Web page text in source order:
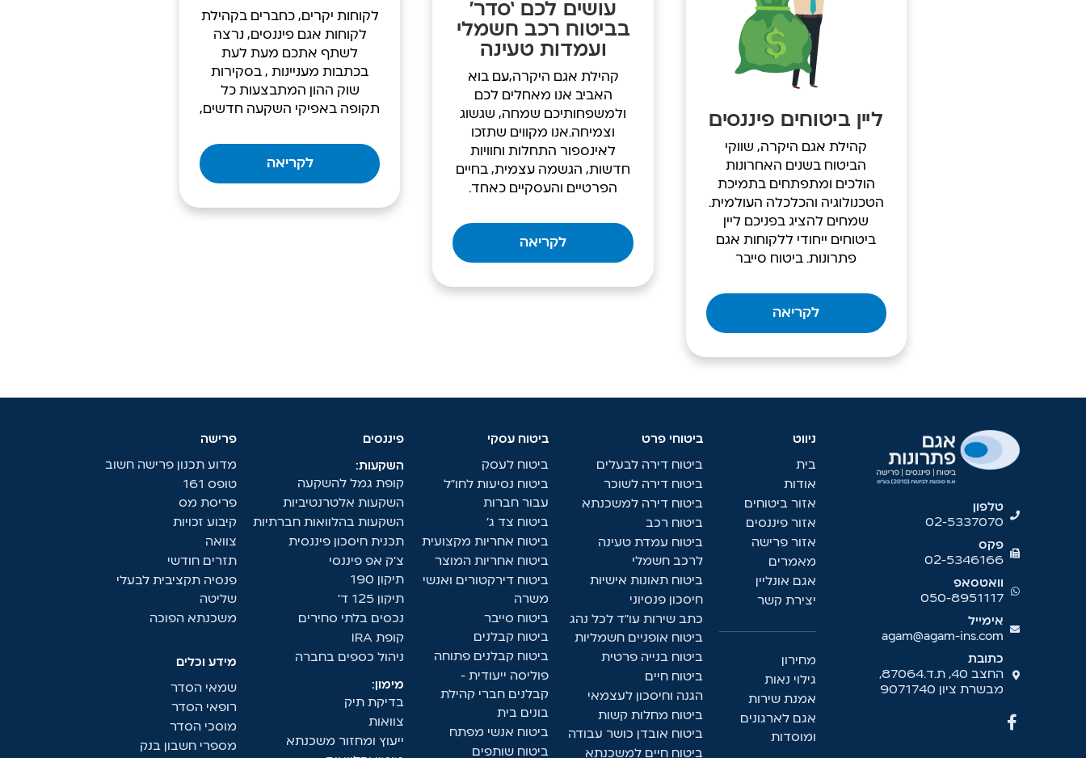
ליין ביטוחים פיננסים
קהילת אגם היקרה, שווקי
הביטוח בשנים האחרונות
הולכים ומתפתחים בתמיכת
הטכנולוגיה והכלכלה העולמית.
שמחים להציג בפניכם ליין
ביטוחים ייחודי ללקוחות אגם
פתרונות. ביטוח סייבר
לקריאה
עושים לכם ‘סדר’
בביטוח רכב חשמלי
ועמדות טעינה
קהילת אגם היקרה,עם בוא
האביב אנו מאחלים לכם
ולמשפחותיכם שמחה, שגשוג
וצמיחה.אנו מקווים שתזכו
לאינספור התחלות וחוויות
חדשות, הגשמה עצמית, בחיים
הפרטיים והעסקיים כאחד.
לקריאה
לקוחות יקרים, כחברים בקהילת
לקוחות אגם פיננסים, נרצה
לשתף אתכם מעת לעת
בכתבות מעניינות , בסקירות
שוק ההון המתבצעות כל
תקופה באפיקי השקעה חדשים,
לקריאה
טלפון
02-5337070
פקס
02-5346166
וואטסאפ
050-8951117
אימייל
agam@agam-ins.com
כתובת
החצב 40, ת.ד.87064,
מבשרת ציון 9071740
ניווט
בית
אודות
אזור ביטוחים
אזור פיננסים
אזור פרישה
מאמרים
אגם אונליין
יצירת קשר
מחירון
גילוי נאות
אמנת שירות
אגם לארגונים
ומוסדות
ביטוחי פרט
ביטוח דירה לבעלים
ביטוח דירה לשוכר
ביטוח דירה למשכנתא
ביטוח רכב
ביטוח עמדת טעינה
לרכב חשמלי
ביטוח תאונות אישיות
חיסכון פנסיוני
כתב שירות עו"ד לכל נהג
ביטוח אופניים חשמליות
ביטוח בנייה פרטית
ביטוח חיים
הגנה וחיסכון לעצמאי
ביטוח מחלות קשות
ביטוח אובדן כושר עבודה
ביטוח חיים למשכנתא
ביטוח עסקי
ביטוח לעסק
ביטוח נסיעות לחו"ל
עבור חברות
ביטוח צד ג'
ביטוח אחריות מקצועית
ביטוח אחריות המוצר
ביטוח דירקטורים ואנשי
משרה
ביטוח סייבר
ביטוח קבלנים
ביטוח קבלנים פתוחה
פוליסה ייעודית -
קבלנים חברי קהילת
בונים בית
ביטוח אנשי מפתח
ביטוח שותפים
פיננסים
השקעות:
קופת גמל להשקעה
השקעות אלטרנטיביות
השקעות בהלוואות חברתיות
תכנית חיסכון פיננסית
צ'ק אפ פיננסי
תיקון 190
תיקון 125 ד'
נכסים בלתי סחירים
קופת IRA
ניהול כספים בחברה
מימון:
בדיקת תיק
צוואות
ייעוץ ומחזור משכנתא
פרישה
מדוע תכנון פרישה חשוב
טופס 161
פריסת מס
קיבוע זכויות
צוואה
תזרים חודשי
פנסיה תקציבית לבעלי
שליטה
משכנתא הפוכה
מידע וכלים
שמאי הסדר
רופאי הסדר
מוסכי הסדר
מספרי חשבון בנק